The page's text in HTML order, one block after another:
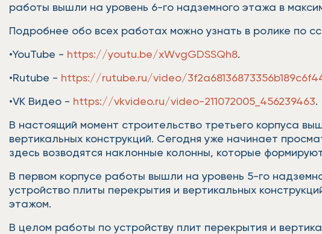
работы вышли на уровень 6-го надземного этажа в
Подробнее обо всех работах можно узнать в ролике по
•YouTube - https://youtu.be/xWvgGDSSQh8.
•Rutube - https://rutube.ru/video/
•VK Видео - https://vkvideo.ru/video-211072005_456239463.
В настоящий момент строительство третьего корпуса
вертикальных конструкций. Сегодня уже начинает
здесь возводятся наклонные колонны, которые
В первом корпусе работы вышли на уровень 5-го
устройство плиты перекрытия и вертикальных
этажом.
В целом работы по устройству плит перекрытия и